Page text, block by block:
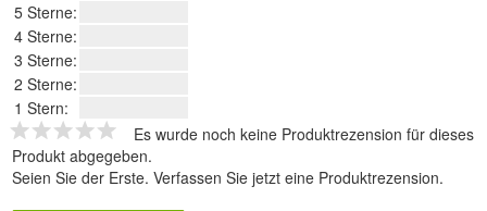
5 Sterne:
4 Sterne:
3 Sterne:
2 Sterne:
1 Stern:
Es wurde noch keine Produktrezension für dieses
Produkt abgegeben.
Seien Sie der Erste. Verfassen Sie jetzt eine Produktrezension.